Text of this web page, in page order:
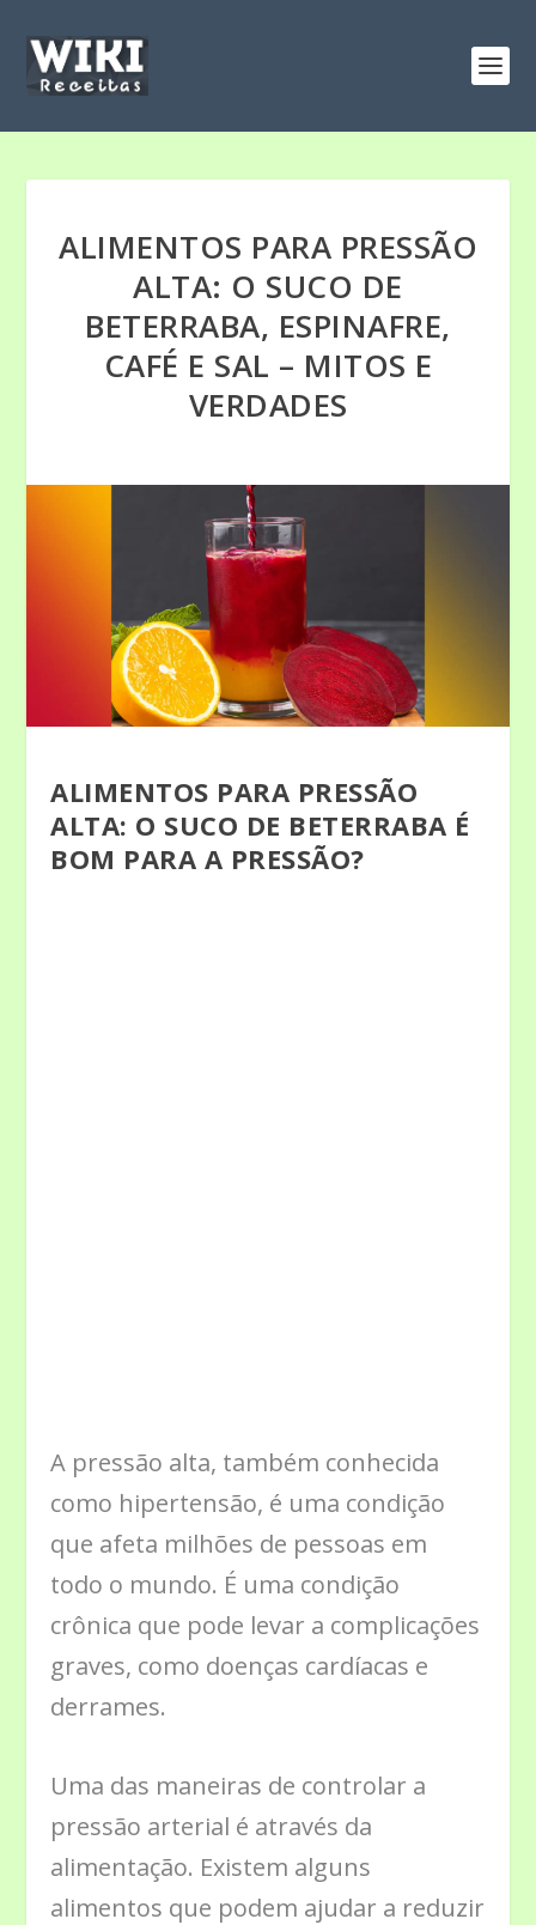
ALIMENTOS PARA PRESSÃO
ALTA: O SUCO DE
BETERRABA, ESPINAFRE,
CAFÉ E SAL – MITOS E
VERDADES
ALIMENTOS PARA PRESSÃO
ALTA: O SUCO DE BETERRABA É
BOM PARA A PRESSÃO?
A pressão alta, também conhecida
como hipertensão, é uma condição
que afeta milhões de pessoas em
todo o mundo. É uma condição
crônica que pode levar a complicações
graves, como doenças cardíacas e
derrames.
Uma das maneiras de controlar a
pressão arterial é através da
alimentação. Existem alguns
alimentos que podem ajudar a reduzir